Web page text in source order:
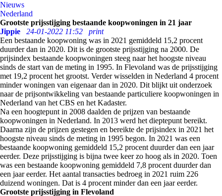
Nieuws
Nederland
Grootste prijsstijging bestaande koopwoningen in 21 jaar
Jippie
24-01-2022 11:52
print
Een bestaande koopwoning was in 2021 gemiddeld 15,2 procent
duurder dan in 2020. Dit is de grootste prijsstijging na 2000. De
prijsindex bestaande koopwoningen steeg naar het hoogste niveau
sinds de start van de meting in 1995. In Flevoland was de prijsstijging
met 19,2 procent het grootst. Verder wisselden in Nederland 4 procent
minder woningen van eigenaar dan in 2020. Dit blijkt uit onderzoek
naar de prijsontwikkeling van bestaande particuliere koopwoningen in
Nederland van het CBS en het Kadaster.
Na een hoogtepunt in 2008 daalden de prijzen van bestaande
koopwoningen in Nederland. In 2013 werd het dieptepunt bereikt.
Daarna zijn de prijzen gestegen en bereikte de prijsindex in 2021 het
hoogste niveau sinds de meting in 1995 begon. In 2021 was een
bestaande koopwoning gemiddeld 15,2 procent duurder dan een jaar
eerder. Deze prijsstijging is bijna twee keer zo hoog als in 2020. Toen
was een bestaande koopwoning gemiddeld 7,8 procent duurder dan
een jaar eerder. Het aantal transacties bedroeg in 2021 ruim 226
duizend woningen. Dat is 4 procent minder dan een jaar eerder.
Grootste prijsstijging in Flevoland